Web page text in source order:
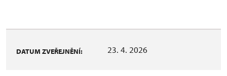
DATUM ZVEŘEJNĚNÍ: 23. 4. 2026